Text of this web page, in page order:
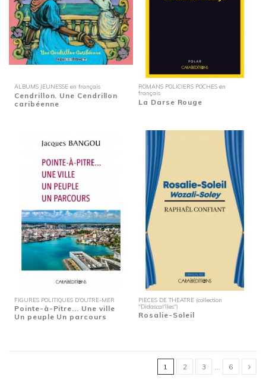
ALBUMS JEUNESSE en français
Cendrillon. Une Cendrillon
caribéenne
ROMANS POLICIERS POCHES en
français
La Darse Rouge
FIGURES POLITIQUES D'OUTRE-MER
Pointe-à-Pitre... Une ville
Un peuple Un parcours
PIECES DE THEATRE (collection
"Didascal'îles")
Rosalie-Soleil
1 2 3 6